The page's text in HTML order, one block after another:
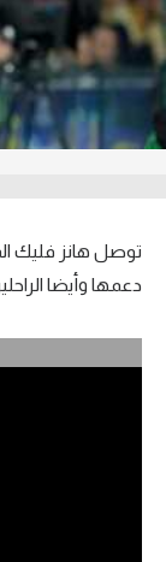
ركن الألعاب
بطولات
الدوري
الدوري
توصل هانز فليك
دعمها وأيضا